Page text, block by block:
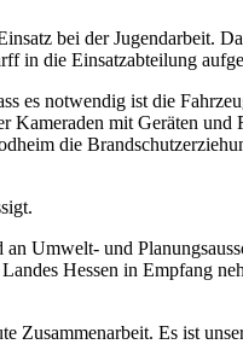
bei der Jugendarbeit.
in die Einsatzabteilung
es notwendig ist die
Kameraden mit Geräten und
die
an Umwelt- und
Hessen in Empfang
Zusammenarbeit. Es ist